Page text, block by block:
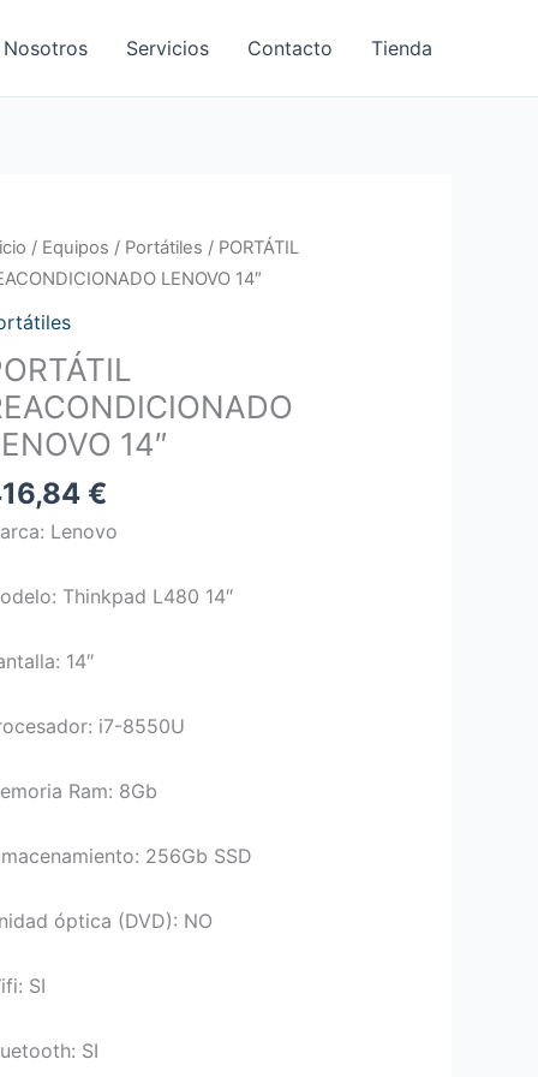
Nosotros Servicios Contacto Tienda
/ Equipos / Portátiles / PORTÁTIL
LENOVO 14″
14″
€
Lenovo
Thinkpad L480 14″
14″
i7-8550U
Ram: 8Gb
256Gb SSD
óptica (DVD): NO
SI
SI